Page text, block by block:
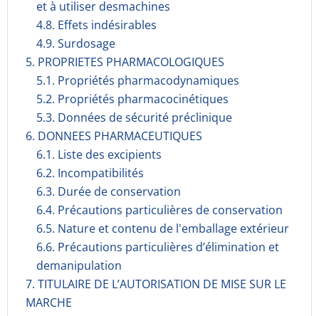
et à utiliser desmachines
4.8. Effets indésirables
4.9. Surdosage
5. PROPRIETES PHARMACOLOGIQUES
5.1. Propriétés pharmacodynami­ques
5.2. Propriétés pharmacocinéti­ques
5.3. Données de sécurité préclinique
6. DONNEES PHARMACEUTIQUES
6.1. Liste des excipients
6.2. Incompati­bilités
6.3. Durée de conservation
6.4. Précautions particulières de conservation
6.5. Nature et contenu de l'emballage extérieur
6.6. Précautions particulières d’élimination et
demanipulation
7. TITULAIRE DE L’AUTORISATION DE MISE SUR LE
MARCHE